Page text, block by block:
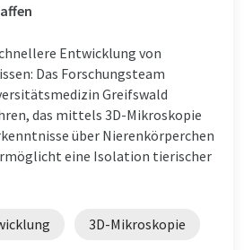
Entwicklung von
Das Forschungsteam
Greifswald
das mittels 3D-Mikroskopie
über Nierenkörperchen
eine Isolation tierischer
3D-Mikroskopie